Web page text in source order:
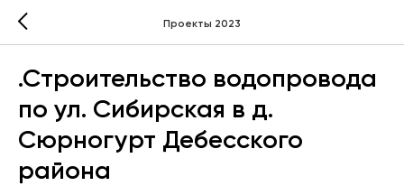
Проекты 2023
.Строительство водопровода
по ул. Сибирская в д.
Сюрногурт Дебесского
района